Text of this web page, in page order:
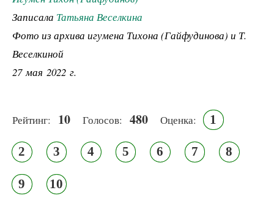
Записала Татьяна Веселкина
Фото из архива игумена Тихона (Гайфудинова) и Т.
Веселкиной
27 мая 2022 г.
Рейтинг: 10 Голосов: 480 Оценка: 1
2 3 4 5 6 7 8
9 10